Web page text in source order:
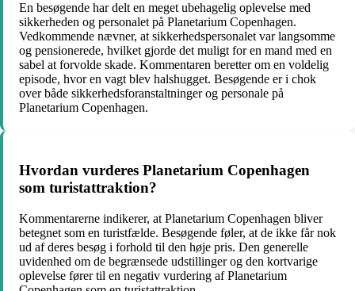
En besøgende har delt en meget ubehagelig oplevelse med
sikkerheden og personalet på Planetarium Copenhagen.
Vedkommende nævner, at sikkerhedspersonalet var langsomme
og pensionerede, hvilket gjorde det muligt for en mand med en
sabel at forvolde skade. Kommentaren beretter om en voldelig
episode, hvor en vagt blev halshugget. Besøgende er i chok
over både sikkerhedsforanstaltninger og personale på
Planetarium Copenhagen.
Hvordan vurderes Planetarium Copenhagen
som turistattraktion?
Kommentarerne indikerer, at Planetarium Copenhagen bliver
betegnet som en turistfælde. Besøgende føler, at de ikke får nok
ud af deres besøg i forhold til den høje pris. Den generelle
uvidenhed om de begrænsede udstillinger og den kortvarige
oplevelse fører til en negativ vurdering af Planetarium